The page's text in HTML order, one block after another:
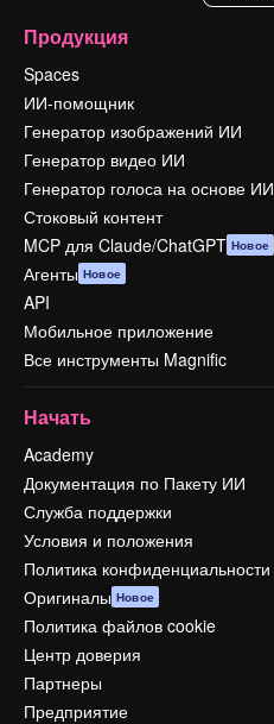
Продукция
Spaces
ИИ-помощник
Генератор изображений ИИ
Генератор видео ИИ
Генератор голоса на основе ИИ
Стоковый контент
MCP для Claude/ChatGPT Новое
Агенты Новое
API
Мобильное приложение
Все инструменты Magnific
Начать
Academy
Документация по Пакету ИИ
Служба поддержки
Условия и положения
Политика конфиденциальности
Оригиналы Новое
Политика файлов cookie
Центр доверия
Партнеры
Предприятие